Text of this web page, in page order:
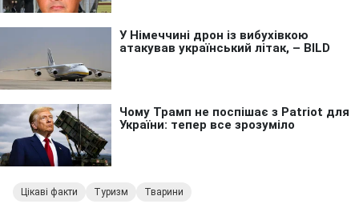
Цікаві факти Туризм Тварини